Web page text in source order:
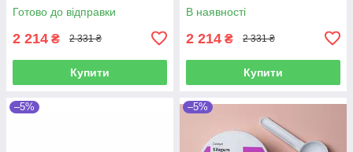
Готово до відправки
2 214 ₴ 2 331 ₴
Купити
В наявності
2 214 ₴ 2 331 ₴
Купити
–5% –5%